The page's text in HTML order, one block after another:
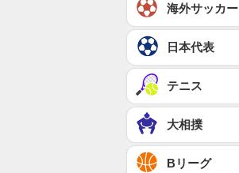
海外サッカー
日本代表
テニス
大相撲
Bリーグ